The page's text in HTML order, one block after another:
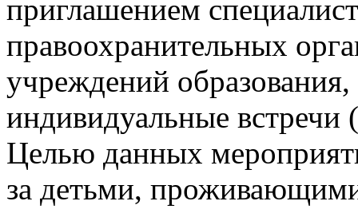
приглашением
правоохранительных
учреждений
индивидуальные встречи
Целью данных
за детьми,